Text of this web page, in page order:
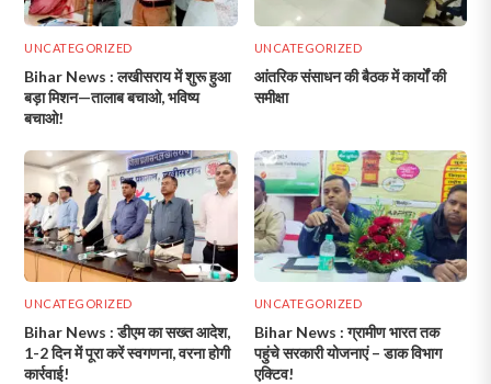
UNCATEGORIZED
Bihar News : लखीसराय में शुरू हुआ
बड़ा मिशन—तालाब बचाओ, भविष्य
बचाओ!
UNCATEGORIZED
आंतरिक संसाधन की बैठक में कार्यों की
समीक्षा
UNCATEGORIZED
Bihar News : डीएम का सख्त आदेश,
1-2 दिन में पूरा करें स्वगणना, वरना होगी
कार्रवाई!
UNCATEGORIZED
Bihar News : ग्रामीण भारत तक
पहुंचे सरकारी योजनाएं – डाक विभाग
एक्टिव!